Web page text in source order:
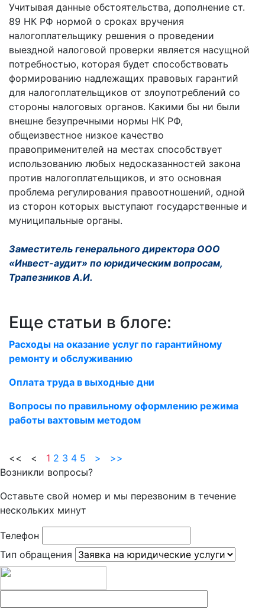
Учитывая данные обстоятельства, дополнение ст.
89 НК РФ нормой о сроках вручения
налогоплательщику решения о проведении
выездной налоговой проверки является насущной
потребностью, которая будет способствовать
формированию надлежащих правовых гарантий
для налогоплательщиков от злоупотреблений со
стороны налоговых органов. Какими бы ни были
внешне безупречными нормы НК РФ,
общеизвестное низкое качество
правоприменителей на местах способствует
использованию любых недосказанностей закона
против налогоплательщиков, и это основная
проблема регулирования правоотношений, одной
из сторон которых выступают государственные и
муниципальные органы.
Заместитель генерального директора ООО
«Инвест-аудит» по юридическим вопросам,
Трапезников А.И.
Еще статьи в блоге:
Расходы на оказание услуг по гарантийному
ремонту и обслуживанию
Оплата труда в выходные дни
Вопросы по правильному оформлению режима
работы вахтовым методом
<< < 1 2 3 4 5 >
>>
Возникли вопросы?
Оставьте свой номер и мы перезвоним в течение
нескольких минут
Телефон
Тип обращения